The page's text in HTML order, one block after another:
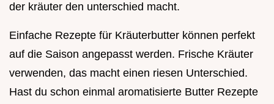
der kräuter den unterschied macht.
Einfache Rezepte für Kräuterbutter können perfekt
auf die Saison angepasst werden. Frische Kräuter
verwenden, das macht einen riesen Unterschied.
Hast du schon einmal aromatisierte Butter Rezepte